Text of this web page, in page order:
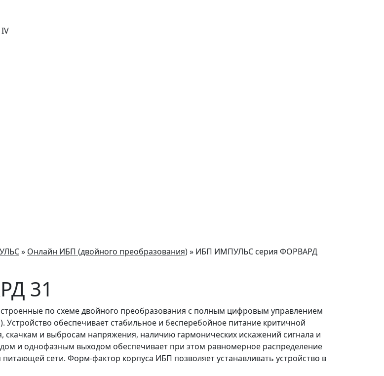
» Онлайн ИБП (двойного преобразования)» ИБП ИМПУЛЬС серия ФОРВАРД
31
по схеме двойного преобразования с полным цифровым управлением
обеспечивает стабильное и бесперебойное питание критичной
скачкам и выбросам напряжения, наличию гармонических искажений сигнала и
и однофазным выходом обеспечивает при этом равномерное распределение
сети. Форм-фактор корпуса ИБП позволяет устанавливать устройство в